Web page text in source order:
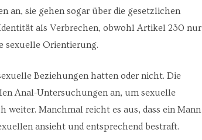
an, sie gehen sogar über die gesetzlichen
als Verbrechen, obwohl Artikel 230 nur
sexuelle Orientierung.
Beziehungen hatten oder nicht. Die
Anal-Untersuchungen an, um sexuelle
weiter. Manchmal reicht es aus, dass ein Mann
ansieht und entsprechend bestraft.